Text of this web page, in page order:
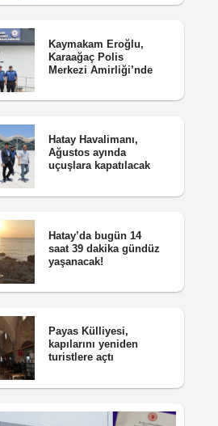
Kaymakam Eroğlu,
Karaağaç Polis
Merkezi Amirliği’nde
Hatay Havalimanı,
Ağustos ayında
uçuşlara kapatılacak
Hatay’da bugün 14
saat 39 dakika gündüz
yaşanacak!
Payas Külliyesi,
kapılarını yeniden
turistlere açtı